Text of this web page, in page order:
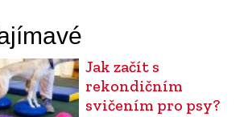
Jak začít s
rekondičním
svičením pro psy?